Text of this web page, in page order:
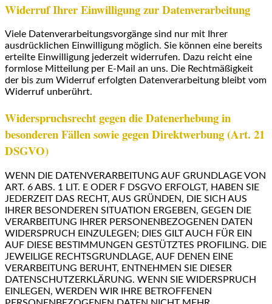
Widerruf Ihrer Einwilligung zur Datenverarbeitung
Viele Datenverarbeitungsvorgänge sind nur mit Ihrer
ausdrücklichen Einwilligung möglich. Sie können eine bereits
erteilte Einwilligung jederzeit widerrufen. Dazu reicht eine
formlose Mitteilung per E-Mail an uns. Die Rechtmäßigkeit
der bis zum Widerruf erfolgten Datenverarbeitung bleibt vom
Widerruf unberührt.
Widerspruchsrecht gegen die Datenerhebung in
besonderen Fällen sowie gegen Direktwerbung (Art. 21
DSGVO)
WENN DIE DATENVERARBEITUNG AUF GRUNDLAGE VON
ART. 6 ABS. 1 LIT. E ODER F DSGVO ERFOLGT, HABEN SIE
JEDERZEIT DAS RECHT, AUS GRÜNDEN, DIE SICH AUS
IHRER BESONDEREN SITUATION ERGEBEN, GEGEN DIE
VERARBEITUNG IHRER PERSONENBEZOGENEN DATEN
WIDERSPRUCH EINZULEGEN; DIES GILT AUCH FÜR EIN
AUF DIESE BESTIMMUNGEN GESTÜTZTES PROFILING. DIE
JEWEILIGE RECHTSGRUNDLAGE, AUF DENEN EINE
VERARBEITUNG BERUHT, ENTNEHMEN SIE DIESER
DATENSCHUTZERKLÄRUNG. WENN SIE WIDERSPRUCH
EINLEGEN, WERDEN WIR IHRE BETROFFENEN